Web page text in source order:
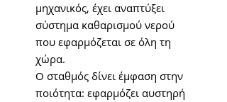
μηχανικός, έχει αναπτύξει
σύστημα καθαρισμού νερού
που εφαρμόζεται σε όλη τη
χώρα.
Ο σταθμός δίνει έμφαση στην
ποιότητα: εφαρμόζει αυστηρή